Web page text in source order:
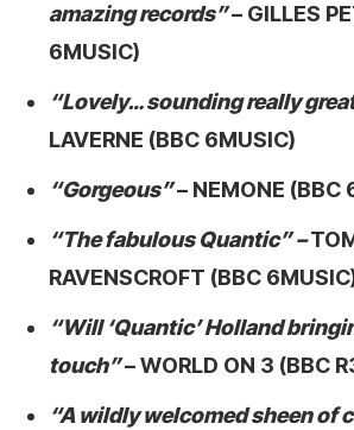
amazing records”– GILLES
6MUSIC)
“Lovely… sounding really
LAVERNE (BBC 6MUSIC)
“Gorgeous”– NEMONE (BBC
“The fabulous Quantic” –
RAVENSCROFT (BBC
“Will ‘Quantic’ Holland
touch”– WORLD ON 3 (BBC
“A wildly welcomed sheen of